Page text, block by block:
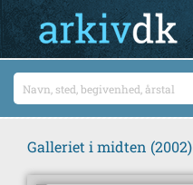
Galleriet i midten (2002)